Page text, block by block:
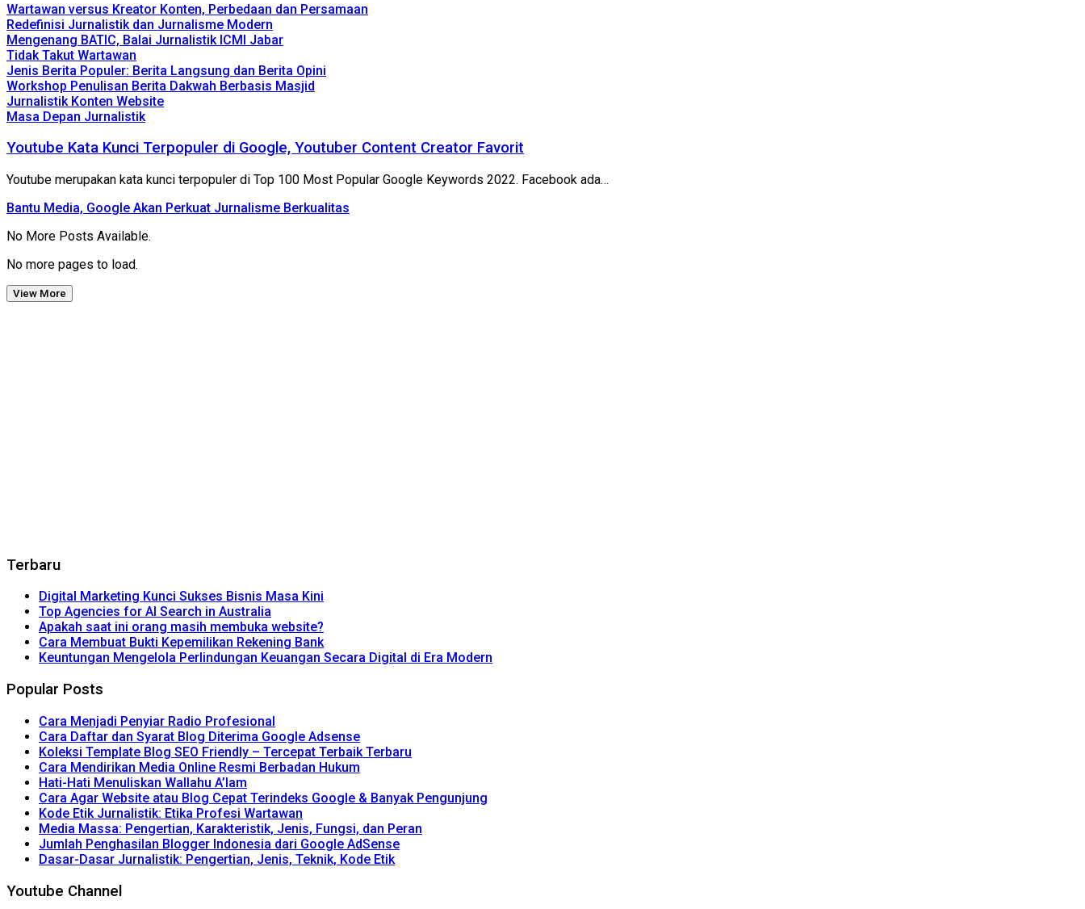
Wartawan versus Kreator Konten, Perbedaan dan Persamaan
Redefinisi Jurnalistik dan Jurnalisme Modern
Mengenang BATIC, Balai Jurnalistik ICMI Jabar
Tidak Takut Wartawan
Jenis Berita Populer: Berita Langsung dan Berita Opini
Workshop Penulisan Berita Dakwah Berbasis Masjid
Jurnalistik Konten Website
Masa Depan Jurnalistik
Youtube Kata Kunci Terpopuler di Google, Youtuber Content Creator Favorit
Youtube merupakan kata kunci terpopuler di Top 100 Most Popular Google Keywords 2022. Facebook ada…
Bantu Media, Google Akan Perkuat Jurnalisme Berkualitas
No More Posts Available.
No more pages to load.
View More
Terbaru
Digital Marketing Kunci Sukses Bisnis Masa Kini
Top Agencies for AI Search in Australia
Apakah saat ini orang masih membuka website?
Cara Membuat Bukti Kepemilikan Rekening Bank
Keuntungan Mengelola Perlindungan Keuangan Secara Digital di Era Modern
Popular Posts
Cara Menjadi Penyiar Radio Profesional
Cara Daftar dan Syarat Blog Diterima Google Adsense
Koleksi Template Blog SEO Friendly – Tercepat Terbaik Terbaru
Cara Mendirikan Media Online Resmi Berbadan Hukum
Hati-Hati Menuliskan Wallahu A’lam
Cara Agar Website atau Blog Cepat Terindeks Google & Banyak Pengunjung
Kode Etik Jurnalistik: Etika Profesi Wartawan
Media Massa: Pengertian, Karakteristik, Jenis, Fungsi, dan Peran
Jumlah Penghasilan Blogger Indonesia dari Google AdSense
Dasar-Dasar Jurnalistik: Pengertian, Jenis, Teknik, Kode Etik
Youtube Channel